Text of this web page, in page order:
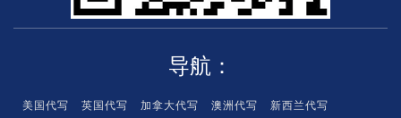
导航：
美国代写 英国代写 加拿大代写 澳洲代写
新西兰代写